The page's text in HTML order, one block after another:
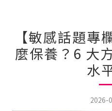
【敏感話題專
麼保養？6 大
水
2026-